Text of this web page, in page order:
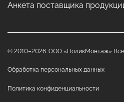
Анкета поставщика
© 2010–2026. ООО «ПоликМонтаж»
Обработка персональных данных
Политика конфиденциальности